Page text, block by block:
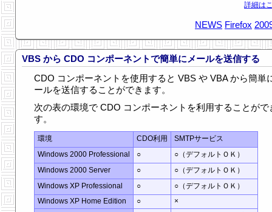
詳細は
NEWS Firefox
VBS から CDO コンポーネントで簡単にメールを送信する
CDO コンポーネントを使用すると VBS や VBA から簡単
ールを送信することができます。
次の表の環境で CDO コンポーネントを利用することがで
す。
環境 CDO利用
SMTPサービス
Windows 2000 Professional
○
○（デフォルトＯＫ）
Windows 2000 Server
○
○（デフォルトＯＫ）
Windows XP Professional
○
○（デフォルトＯＫ）
Windows XP Home Edition
○
×